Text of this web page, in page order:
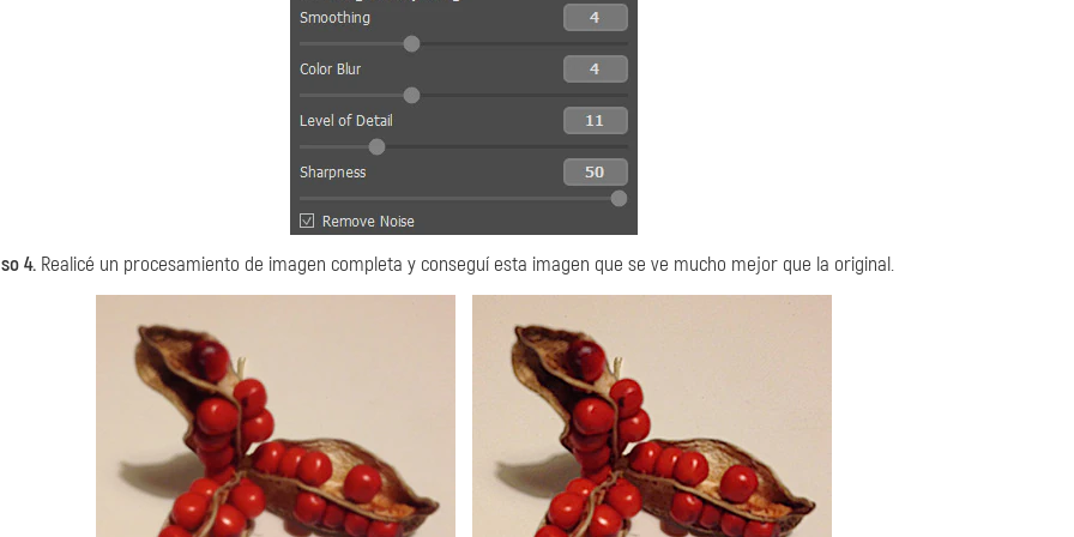
4. Realicé un procesamiento de imagen completa y conseguí esta imagen que se ve mucho mejor que la original.